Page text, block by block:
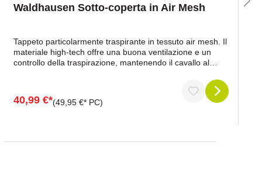
Waldhausen Sotto-coperta in Air Mesh
Tappeto particolarmente traspirante in tessuto air mesh. Il
materiale high-tech offre una buona ventilazione e un
controllo della traspirazione, mantenendo il cavallo al
di calore. Con semplice chiusura a T del petto. 2 strisce
elastiche in velcro nella zona delle spalle e nella zona
posteriore per un facile fissaggio a tutti i tappeti
40,99 €*(49,95 €* PC)